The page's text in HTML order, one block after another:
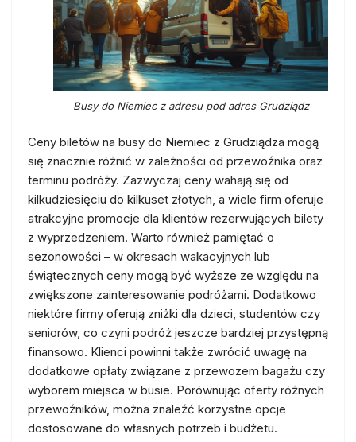
Busy do Niemiec z adresu pod adres Grudziądz
Ceny biletów na busy do Niemiec z Grudziądza mogą
się znacznie różnić w zależności od przewoźnika oraz
terminu podróży. Zazwyczaj ceny wahają się od
kilkudziesięciu do kilkuset złotych, a wiele firm oferuje
atrakcyjne promocje dla klientów rezerwujących bilety
z wyprzedzeniem. Warto również pamiętać o
sezonowości – w okresach wakacyjnych lub
świątecznych ceny mogą być wyższe ze względu na
zwiększone zainteresowanie podróżami. Dodatkowo
niektóre firmy oferują zniżki dla dzieci, studentów czy
seniorów, co czyni podróż jeszcze bardziej przystępną
finansowo. Klienci powinni także zwrócić uwagę na
dodatkowe opłaty związane z przewozem bagażu czy
wyborem miejsca w busie. Porównując oferty różnych
przewoźników, można znaleźć korzystne opcje
dostosowane do własnych potrzeb i budżetu.